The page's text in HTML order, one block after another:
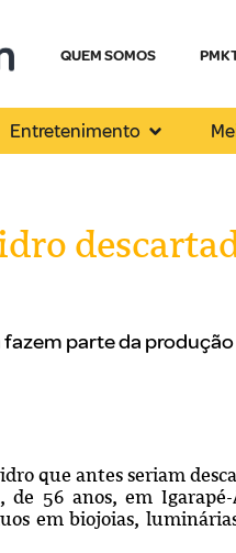
QUEM SOMOS
Entretenimento
parte da
que antes seriam
de 56 anos, em
em biojoias,